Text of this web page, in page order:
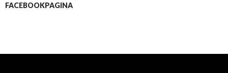
FACEBOOKPAGINA